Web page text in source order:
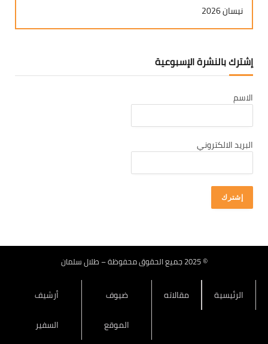
نيسان 2026
آذار 2026
كانون ثاني 2026
تشرين ثاني 2025
تشرين أول 2025
أيلول 2025
تموز 2025
حزيران 2025
كانون ثاني 2025
إشترك بالنشرة الإسبوعية
الاسم
البريد الالكتروني
© 2025 جميع الحقوق محفوظة – طلال سلمان
الرئيسية مقالاته
ضيوف
الموقع
أرشيف
السفير